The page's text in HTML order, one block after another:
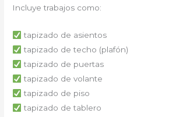
Incluye trabajos como:
tapizado de asientos
tapizado de techo (plafón)
tapizado de puertas
tapizado de volante
tapizado de piso
tapizado de tablero